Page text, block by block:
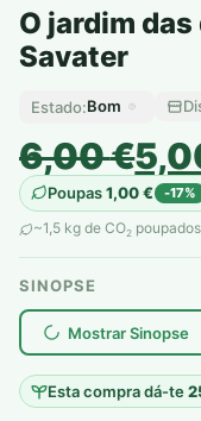
O jardim
Savater
Estado:Bom
6,00€
O
preço
original
era:
6,00 €.
O
preço
atual
é:
5,00 €.
Poupas1,00€ -17%
~1,5 kg de CO2
SINOPSE
Mostrar Sinopse
Esta compra dá-te
plantar árvores reais